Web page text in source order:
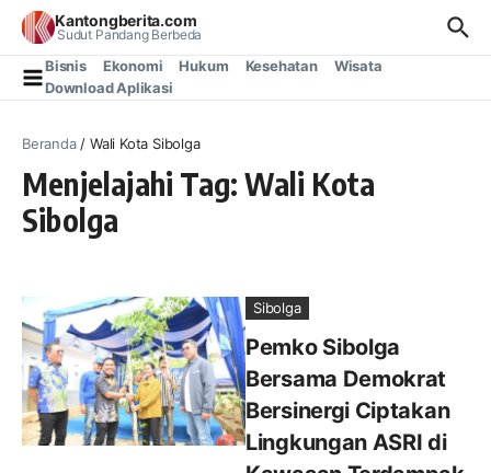
Lewati ke konten
Kantongberita.com
Sudut Pandang Berbeda
Bisnis Ekonomi Hukum Kesehatan
Wisata
Download Aplikasi
Beranda/Wali Kota Sibolga
Menjelajahi Tag: Wali Kota
Sibolga
Sibolga
Pemko Sibolga
Bersama Demokrat
Bersinergi Ciptakan
Lingkungan ASRI di